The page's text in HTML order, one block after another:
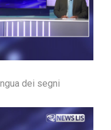
dei segni